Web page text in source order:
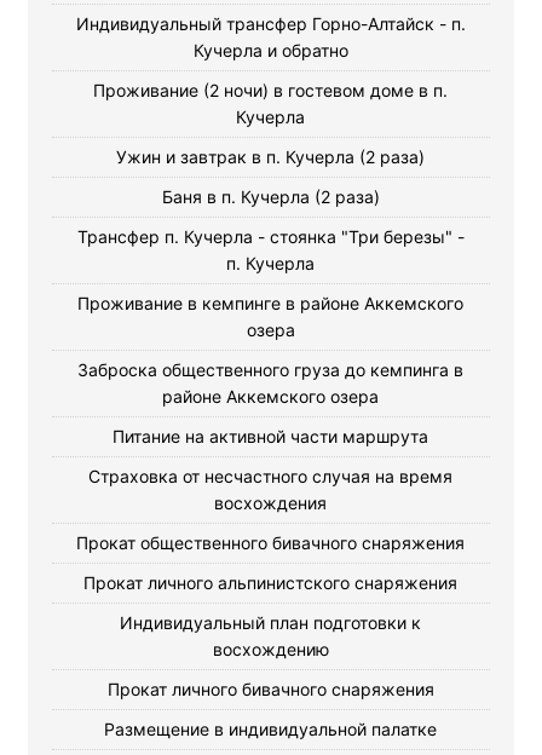
Индивидуальный трансфер Горно-Алтайск - п.
Кучерла и обратно
Проживание (2 ночи) в гостевом доме в п.
Кучерла
Ужин и завтрак в п. Кучерла (2 раза)
Баня в п. Кучерла (2 раза)
Трансфер п. Кучерла - стоянка "Три березы" -
п. Кучерла
Проживание в кемпинге в районе Аккемского
озера
Заброска общественного груза до кемпинга в
районе Аккемского озера
Питание на активной части маршрута
Страховка от несчастного случая на время
восхождения
Прокат общественного бивачного снаряжения
Прокат личного альпинистского снаряжения
Индивидуальный план подготовки к
восхождению
Прокат личного бивачного снаряжения
Размещение в индивидуальной палатке